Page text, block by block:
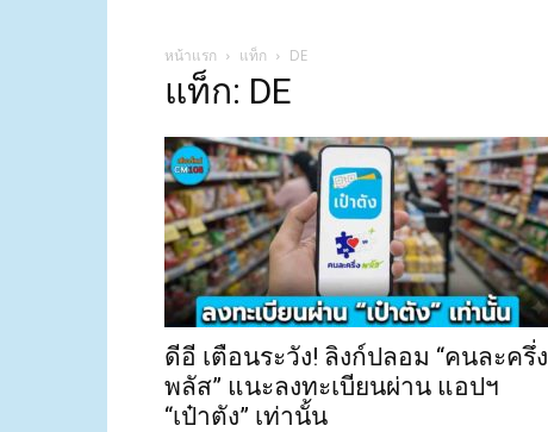
หน้าแรก แท็ก DE
แท็ก: DE
ดีอี เตือนระวัง! ลิงก์ปลอม “คนละครึ่ง
พลัส” แนะลงทะเบียนผ่าน แอปฯ
“เป๋าตัง” เท่านั้น